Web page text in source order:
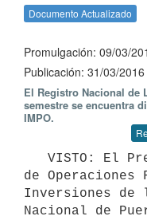
Documento Actualizado
Promulgación: 09/03/
Publicación: 31/03/2016
El Registro Nacional de
semestre se encuentra
IMPO.
de
Inversiones de
Nacional de